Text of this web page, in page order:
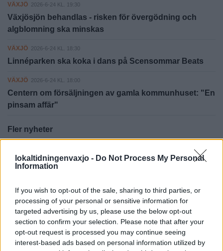
lokaltidningenvaxjo - Do Not Process My Personal
Information
If you wish to opt-out of the sale, sharing to third parties, or
processing of your personal or sensitive information for
targeted advertising by us, please use the below opt-out
section to confirm your selection. Please note that after your
opt-out request is processed you may continue seeing
interest-based ads based on personal information utilized by
VÄXJÖ 2026-6-24 KL. 19:30
Växjösjön behandlas - risken för övergödning och
algblomning ska minskas
VÄXJÖ 2026-6-24 KL. 18:30
Linnéparken ska koka i dans på Scensommar Beats
VÄXJÖ 2026-6-24 KL. 18:00
Centern om försäljningen av gamla kommunhuset: "En
pinsam affär"
Fler nyheter
PÅ STARTSIDAN JUST NU